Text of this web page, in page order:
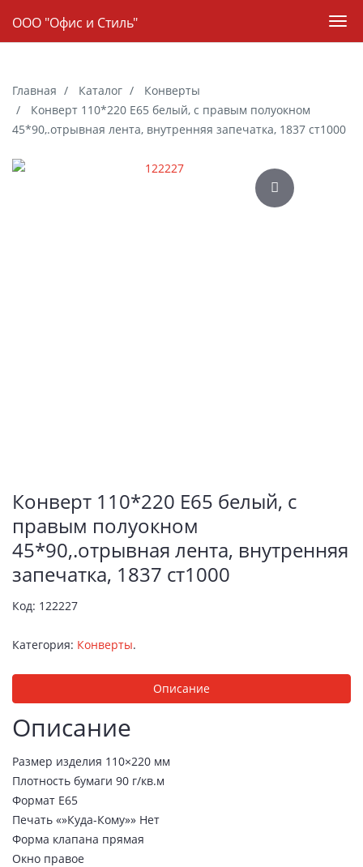
Навигация
ООО "Офис и Стиль"
Главная Каталог
Конверты
Конверт 110*220 Е65 белый, с правым полуокном
45*90,.отрывная лента, внутренняя запечатка, 1837 ст1000
Галерея
Конверт 110*220 Е65 белый, с
правым полуокном
45*90,.отрывная лента, внутренняя
запечатка, 1837 ст1000
Код: 122227
Категория: Конверты.
Описание
Описание
Размер изделия 110×220 мм
Плотность бумаги 90 г/кв.м
Формат E65
Печать «»Куда-Кому»» Нет
Форма клапана прямая
Окно правое